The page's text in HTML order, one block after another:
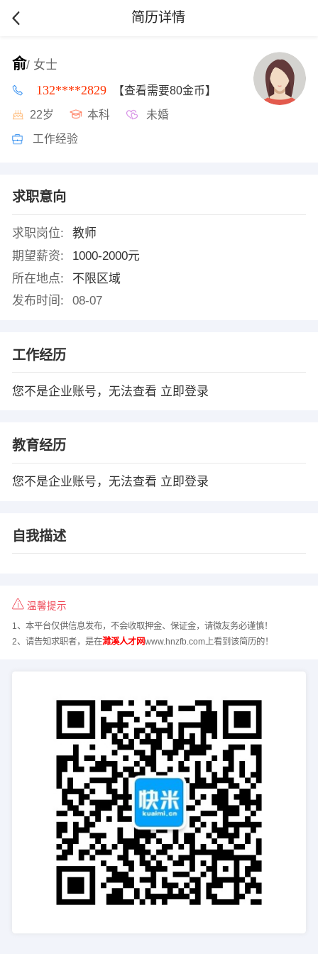
简历详情
俞/ 女士
132****2829 【查看需要80金币】
22岁 本科 未婚
工作经验
求职意向
求职岗位:
教师
期望薪资:
1000-2000元
所在地点:
不限区域
发布时间:
08-07
工作经历
您不是企业账号，无法查看 立即登录
教育经历
您不是企业账号，无法查看 立即登录
自我描述
温馨提示
1、本平台仅供信息发布，不会收取押金、保证金，请微友务必谨慎！
2、请告知求职者，是在濉溪人才网www.hnzfb.com上看到该简历的！